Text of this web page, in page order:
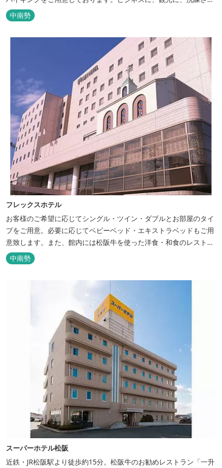
た空間の中で上質なひとときをお過ごしください。
中南勢
フレックスホテル
お客様のご希望に応じてシングル・ツイン・ダブルとお部屋のタイ
プをご用意。必要に応じてベビーベッド・エキストラベッドもご用
意致します。また、館内には松阪牛を使った洋食・和食のレストラ
ンと喫茶があります。伊勢神宮参拝や、伊勢志摩、東紀州への観光
の拠点にご利用ください。
中南勢
スーパーホテル松阪
近鉄・JR松阪駅より徒歩約15分。松阪牛のお勧めレストラン「一升